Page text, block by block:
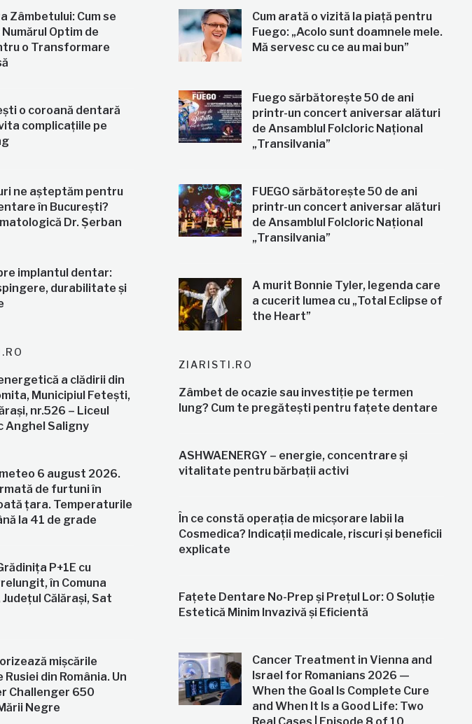
Zâmbetului: Cum se
Optim de
o Transformare
o coroană dentară
complicațiile pe
ne așteptăm pentru
în București?
Dr. Șerban
implantul dentar:
durabilitate și
a clădirii din
Municipiul Fetești,
nr.526 – Liceul
Anghel Saligny
6 august 2026.
de furtuni în
țara. Temperaturile
la 41 de grade
P+1E cu
în Comuna
Județul Călărași, Sat
mișcările
din România. Un
Challenger 650
Negre
Cum arată o vizită la piață pentru
Fuego: „Acolo sunt doamnele mele.
Mă servesc cu ce au mai bun”
Fuego sărbătorește 50 de ani
printr-un concert aniversar alături
de Ansamblul Folcloric Național
„Transilvania”
FUEGO sărbătorește 50 de ani
printr-un concert aniversar alături
de Ansamblul Folcloric Național
„Transilvania”
A murit Bonnie Tyler, legenda care
a cucerit lumea cu „Total Eclipse of
the Heart”
ZIARISTI.RO
Zâmbet de ocazie sau investiție pe termen
lung? Cum te pregătești pentru fațete dentare
ASHWAENERGY – energie, concentrare și
vitalitate pentru bărbații activi
În ce constă operația de micșorare labii la
Cosmedica? Indicații medicale, riscuri și beneficii
explicate
Fațete Dentare No-Prep și Prețul Lor: O Soluție
Estetică Minim Invazivă și Eficientă
Cancer Treatment in Vienna and
Israel for Romanians 2026 —
When the Goal Is Complete Cure
and When It Is a Good Life: Two
Real Cases | Episode 8 of 10